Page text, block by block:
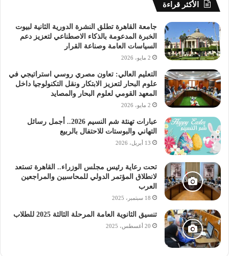
الأكثر قراءة
جامعة القاهرة تطلق النشرة الدورية الثانية لبيوت
الخبرة المدعومة بالذكاء الاصطناعي لتعزيز دعم
السياسات العامة وصناعة القرار
2 مايو، 2026
التعليم العالي: تعاون مصري روسي استراتيجي في
علوم البحار لتعزيز الابتكار ونقل التكنولوجيا داخل
المعهد القومي لعلوم البحار والمصايد
2 مايو، 2026
عبارات تهنئة شم النسيم 2026.. أجمل رسائل
التهاني والبوستات للاحتفال بالربيع
13 أبريل، 2026
تحت رعاية رئيس مجلس الوزراء.. القاهرة تستعد
لانطلاق المؤتمر الدولي للمحاسبين والمراجعين
العرب
18 سبتمبر، 2025
تنسيق الثانوية العامة المرحلة الثالثة 2025 للطلاب
20 أغسطس، 2025